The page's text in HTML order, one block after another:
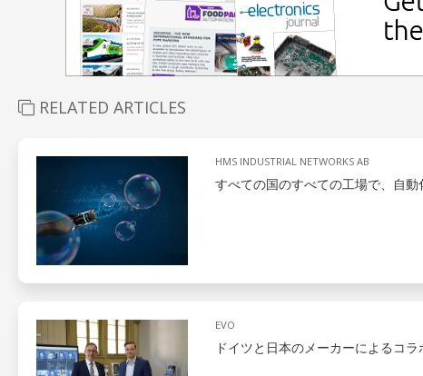
RELATED ARTICLES
HMS INDUSTRIAL NETWORKS AB
すべての国のすべての工場で、自動
EVO
ドイツと日本のメーカーによるコ